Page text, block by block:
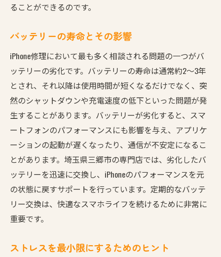
iPhone修理が選ばれる理由
迅速対応と高い顧客満足度
経験豊富な技術者の存在
サービス品質の高さに基づく信頼
修理後のサポートとアフターケア
地域社会への貢献と連携
初めてのバッテリー交換三郷市でiPhone修理を安
心して依頼する方法
初心者でも安心できる修理プロセス
修理前に知っておくべきポイント
アフターフォローの重要性
ることができるのです。
バッテリーの寿命とその影響
iPhone修理において最も多く相談される問題の一つがバ
ッテリーの劣化です。バッテリーの寿命は通常約2〜3年
とされ、それ以降は使用時間が短くなるだけでなく、突
然のシャットダウンや充電速度の低下といった問題が発
生することがあります。バッテリーが劣化すると、スマ
ートフォンのパフォーマンスにも影響を与え、アプリケ
ーションの起動が遅くなったり、通信が不安定になるこ
とがあります。埼玉県三郷市の専門店では、劣化したバ
ッテリーを迅速に交換し、iPhoneのパフォーマンスを元
の状態に戻すサポートを行っています。定期的なバッテ
リー交換は、快適なスマホライフを続けるために非常に
重要です。
ストレスを最小限にするためのヒント